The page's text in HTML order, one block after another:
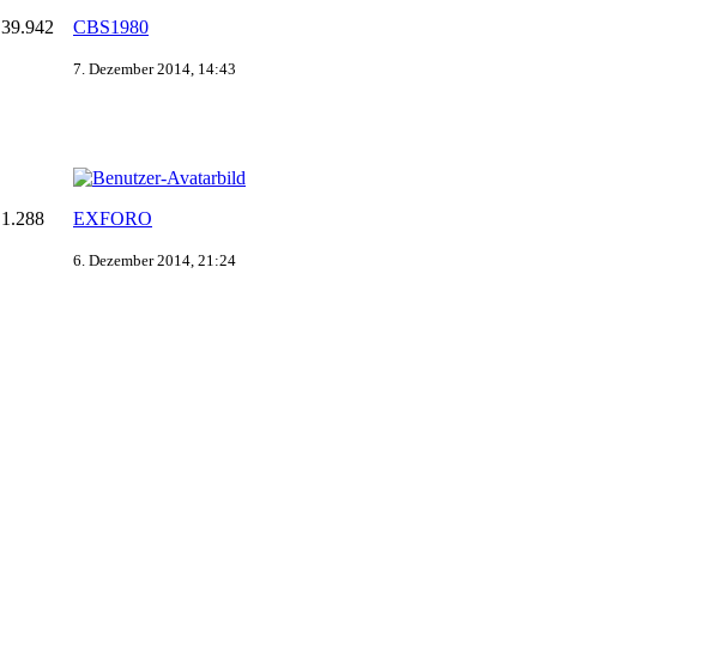
39.942 CBS1980
7. Dezember 2014, 14:43
1.288 EXFORO
6. Dezember 2014, 21:24